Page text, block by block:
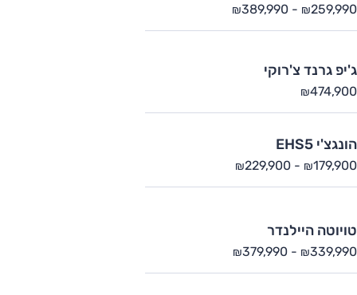
₪259,990
-
₪389,990
ג'יפ גרנד צ'רוקי
₪474,900
הונגצ'י EHS5
₪179,900
-
₪229,900
טויוטה היילנדר
₪339,990
-
₪379,990